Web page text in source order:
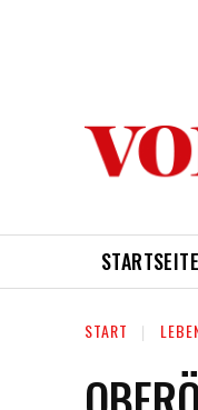
STARTSEITE
START